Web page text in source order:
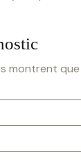
montrent que